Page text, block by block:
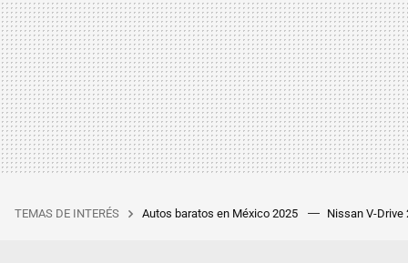
TEMAS DE INTERÉS Autos baratos en México 2025 Nissan V-Drive